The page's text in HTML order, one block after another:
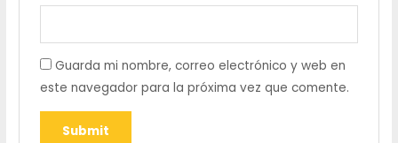
Guarda mi nombre, correo electrónico y web en
este navegador para la próxima vez que comente.